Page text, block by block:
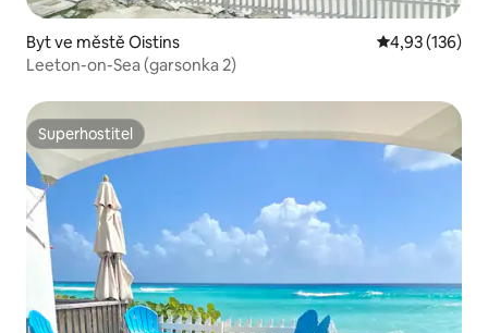
Byt ve městě Oistins Průměrné
4,93 (136)
Leeton-on-Sea (garsonka 2)
Superhostitel
Superhostitel